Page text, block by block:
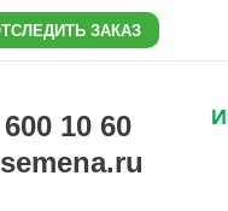
ЗАКАЗ
10 60